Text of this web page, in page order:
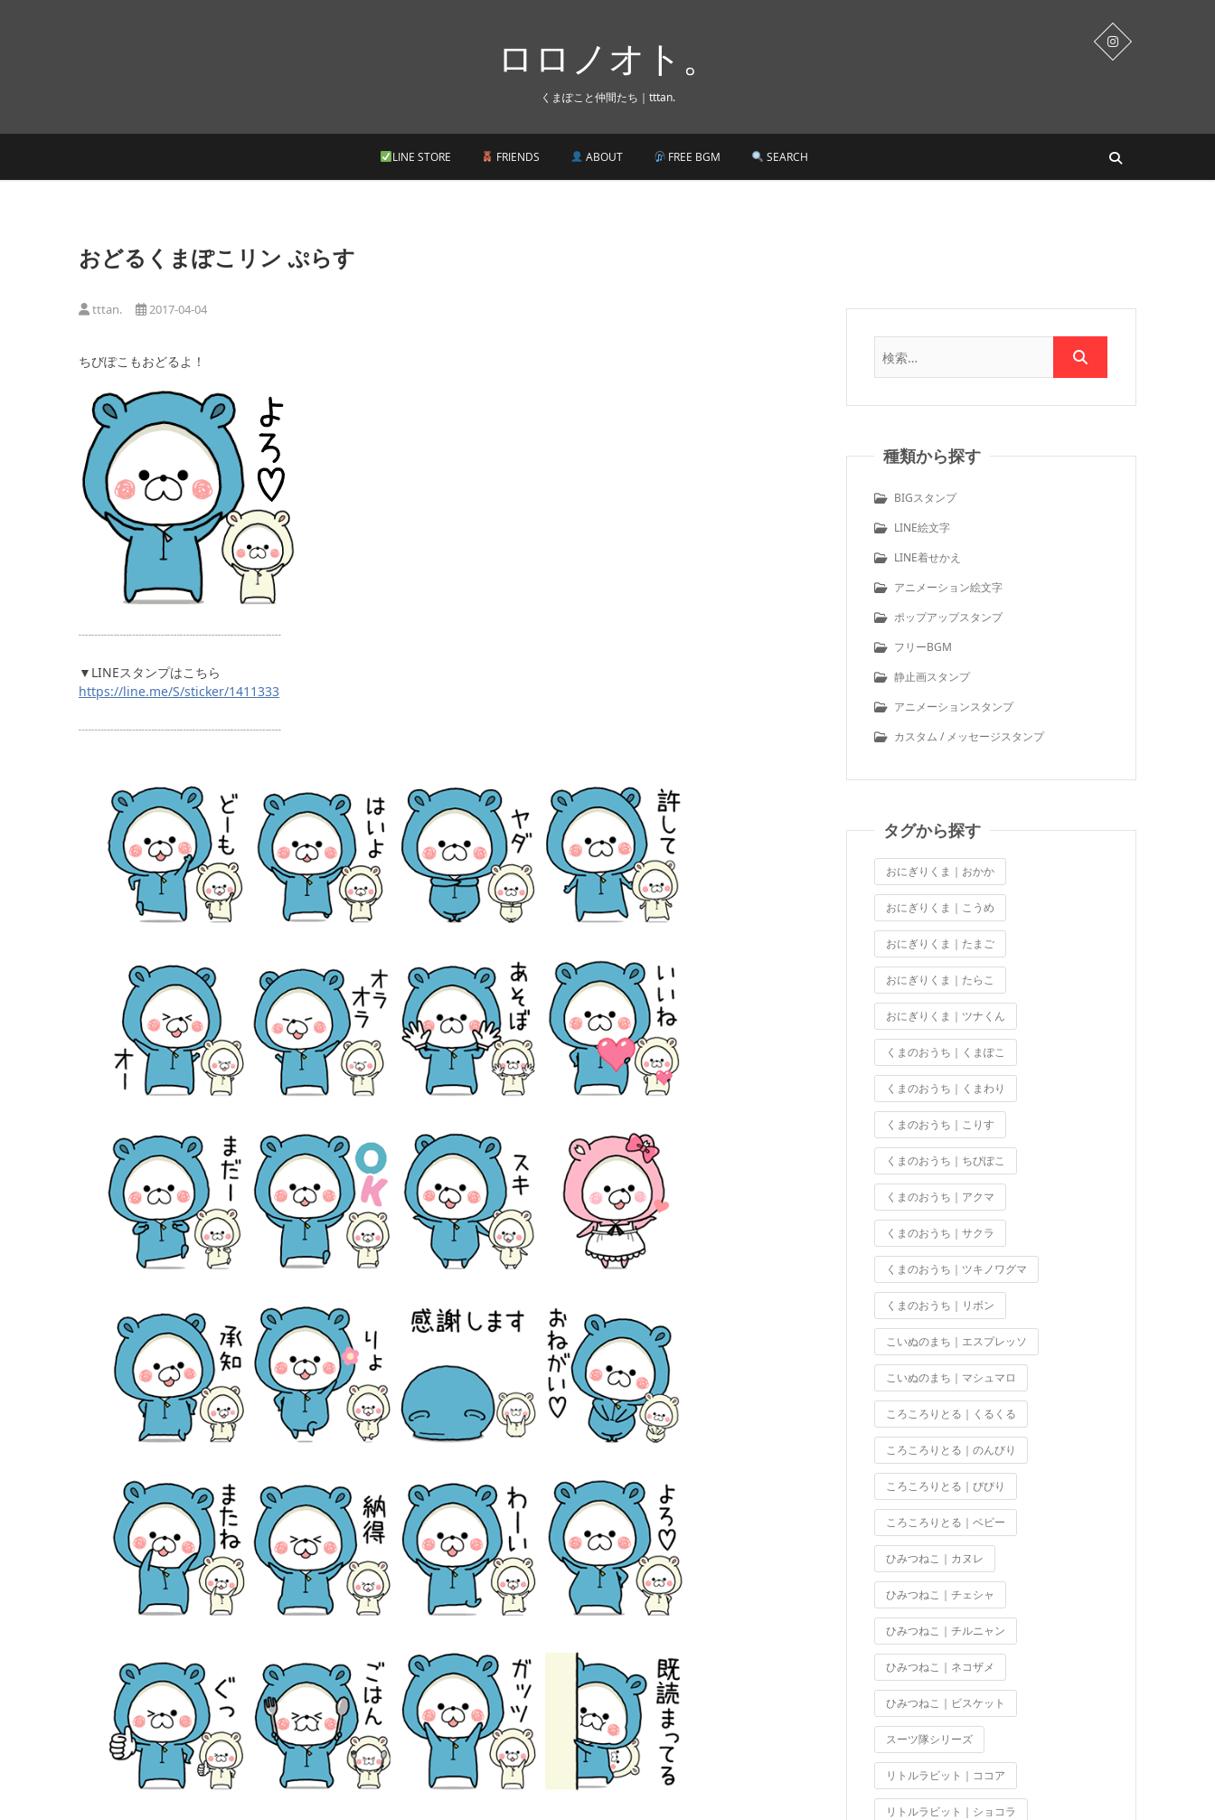
ロロノオト。
くまぽこと仲間たち｜tttan.
LINE STORE FRIENDS ABOUT FREE BGM SEARCH
おどるくまぽこリン ぷらす
tttan. 2017-04-04
ちびぽこもおどるよ！
┈┈┈┈┈┈┈┈┈┈┈┈┈┈┈┈
▼LINEスタンプはこちら
https://line.me/S/sticker/1411333
┈┈┈┈┈┈┈┈┈┈┈┈┈┈┈┈
種類から探す
BIGスタンプ
LINE絵文字
LINE着せかえ
アニメーション絵文字
ポップアップスタンプ
フリーBGM
静止画スタンプ
アニメーションスタンプ
カスタム / メッセージスタンプ
タグから探す
おにぎりくま｜おかか
おにぎりくま｜こうめ
おにぎりくま｜たまご
おにぎりくま｜たらこ
おにぎりくま｜ツナくん
くまのおうち｜くまぽこ
くまのおうち｜くまわり
くまのおうち｜こりす
くまのおうち｜ちびぽこ
くまのおうち｜アクマ
くまのおうち｜サクラ
くまのおうち｜ツキノワグマ
くまのおうち｜リボン
こいぬのまち｜エスプレッソ
こいぬのまち｜マシュマロ
ころころりとる｜くるくる
ころころりとる｜のんびり
ころころりとる｜びびり
ころころりとる｜ベビー
ひみつねこ｜カヌレ
ひみつねこ｜チェシャ
ひみつねこ｜チルニャン
ひみつねこ｜ネコザメ
ひみつねこ｜ビスケット
スーツ隊シリーズ
リトルラビット｜ココア
リトルラビット｜ショコラ